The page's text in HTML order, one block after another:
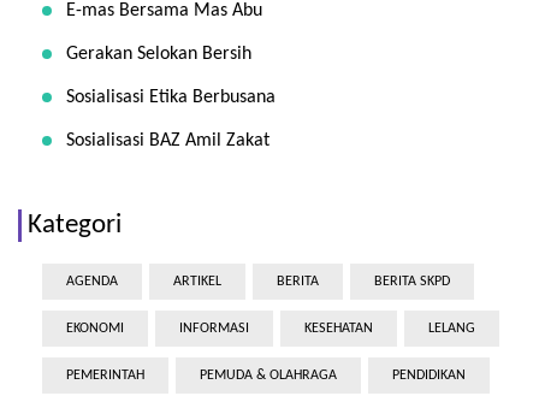
E-mas Bersama Mas Abu
Gerakan Selokan Bersih
Sosialisasi Etika Berbusana
Sosialisasi BAZ Amil Zakat
Kategori
AGENDA ARTIKEL BERITA BERITA SKPD
EKONOMI INFORMASI KESEHATAN LELANG
PEMERINTAH PEMUDA & OLAHRAGA PENDIDIKAN